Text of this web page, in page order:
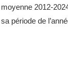
2012-
période de